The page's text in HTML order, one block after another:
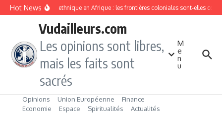
Aller au contenu
Hot NewsDivision ethnique en Afrique : les frontières coloniales sont‑elles
Vudailleurs.com
Les opinions sont libres,
mais les faits sont
sacrés
M
e
n
u
Opinions Union Européenne
Finance
Economie
Espace Spiritualités
Actualités